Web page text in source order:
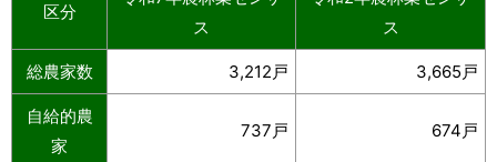
区分
ス
ス
総農家数 3,212戸 3,665戸
自給的農
家
737戸 674戸